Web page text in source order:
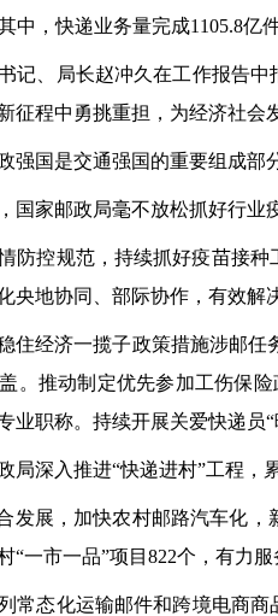
中，快递业务量完成1105.8亿
记、局长赵冲久在工作报告
征程中勇挑重担，为经济社会
强国是交通强国的重要组成部
国家邮政局毫不放松抓好行
防控规范，持续抓好疫苗接
央地协同、部际协作，有效解
住经济一揽子政策措施涉邮
。推动制定优先参加工伤保
业职称。持续开展关爱快递员
局深入推进“快递进村”工程，
发展，加快农村邮路汽车化
“一市一品”项目822个，有力
常态化运输邮件和跨境电商